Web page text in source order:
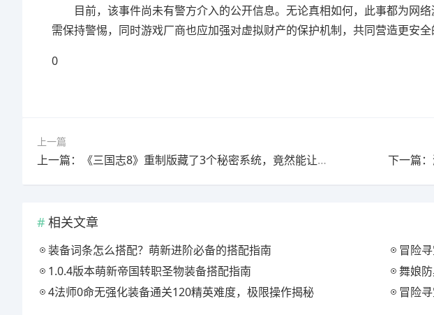
目前，该事件尚未有警方介入的公开信息。无论真相如何，此事都为网络
需保持警惕，同时游戏厂商也应加强对虚拟财产的保护机制，共同营造更安全
0
上一篇
上一篇：《三国志8》重制版藏了3个秘密系统，竟然能让你用金钱操控天下
相关文章
装备词条怎么搭配？萌新进阶必备的搭配指南
冒险
1.0.4版本萌新帝国转职圣物装备搭配指南
舞娘
4法师0命无强化装备通关120精英难度，极限操作揭秘
冒险